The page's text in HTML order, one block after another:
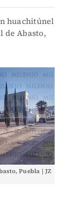
huachitúnel
de Abasto,
Puebla | JZ